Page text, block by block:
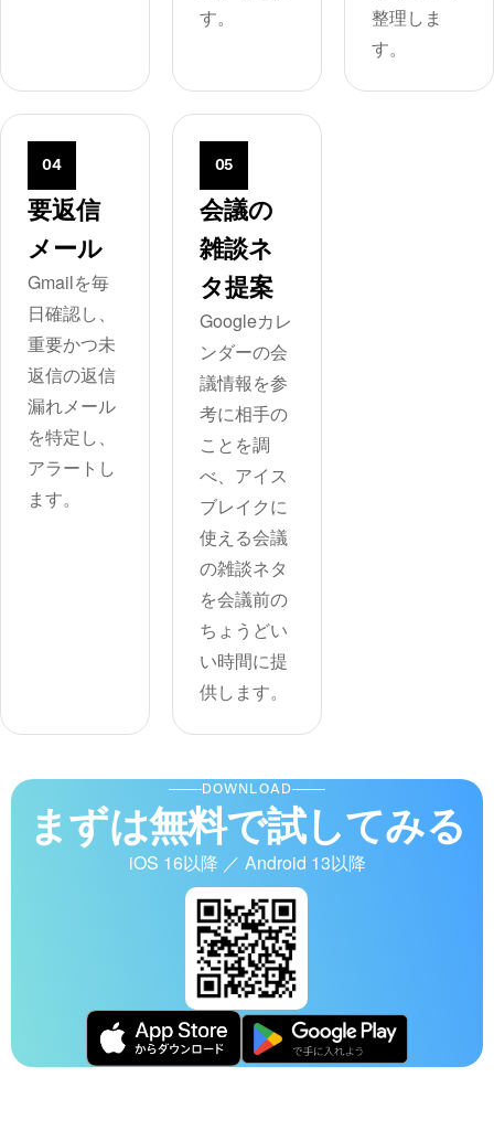
す。
整理しま
す。
04
要返信
メール
Gmailを毎
日確認し、
重要かつ未
返信の返信
漏れメール
を特定し、
アラートし
ます。
05
会議の
雑談ネ
タ提案
Googleカレ
ンダーの会
議情報を参
考に相手の
ことを調
べ、アイス
ブレイクに
使える会議
の雑談ネタ
を会議前の
ちょうどい
い時間に提
供します。
DOWNLOAD
まずは無料で試してみる
iOS 16以降 ／ Android 13以降